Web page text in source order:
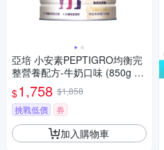
亞培 小安素PEPTIGRO均衡完
整營養配方-牛奶口味 (850g x
2入)
$1,758 $1,858
挑戰低價
券
加入購物車